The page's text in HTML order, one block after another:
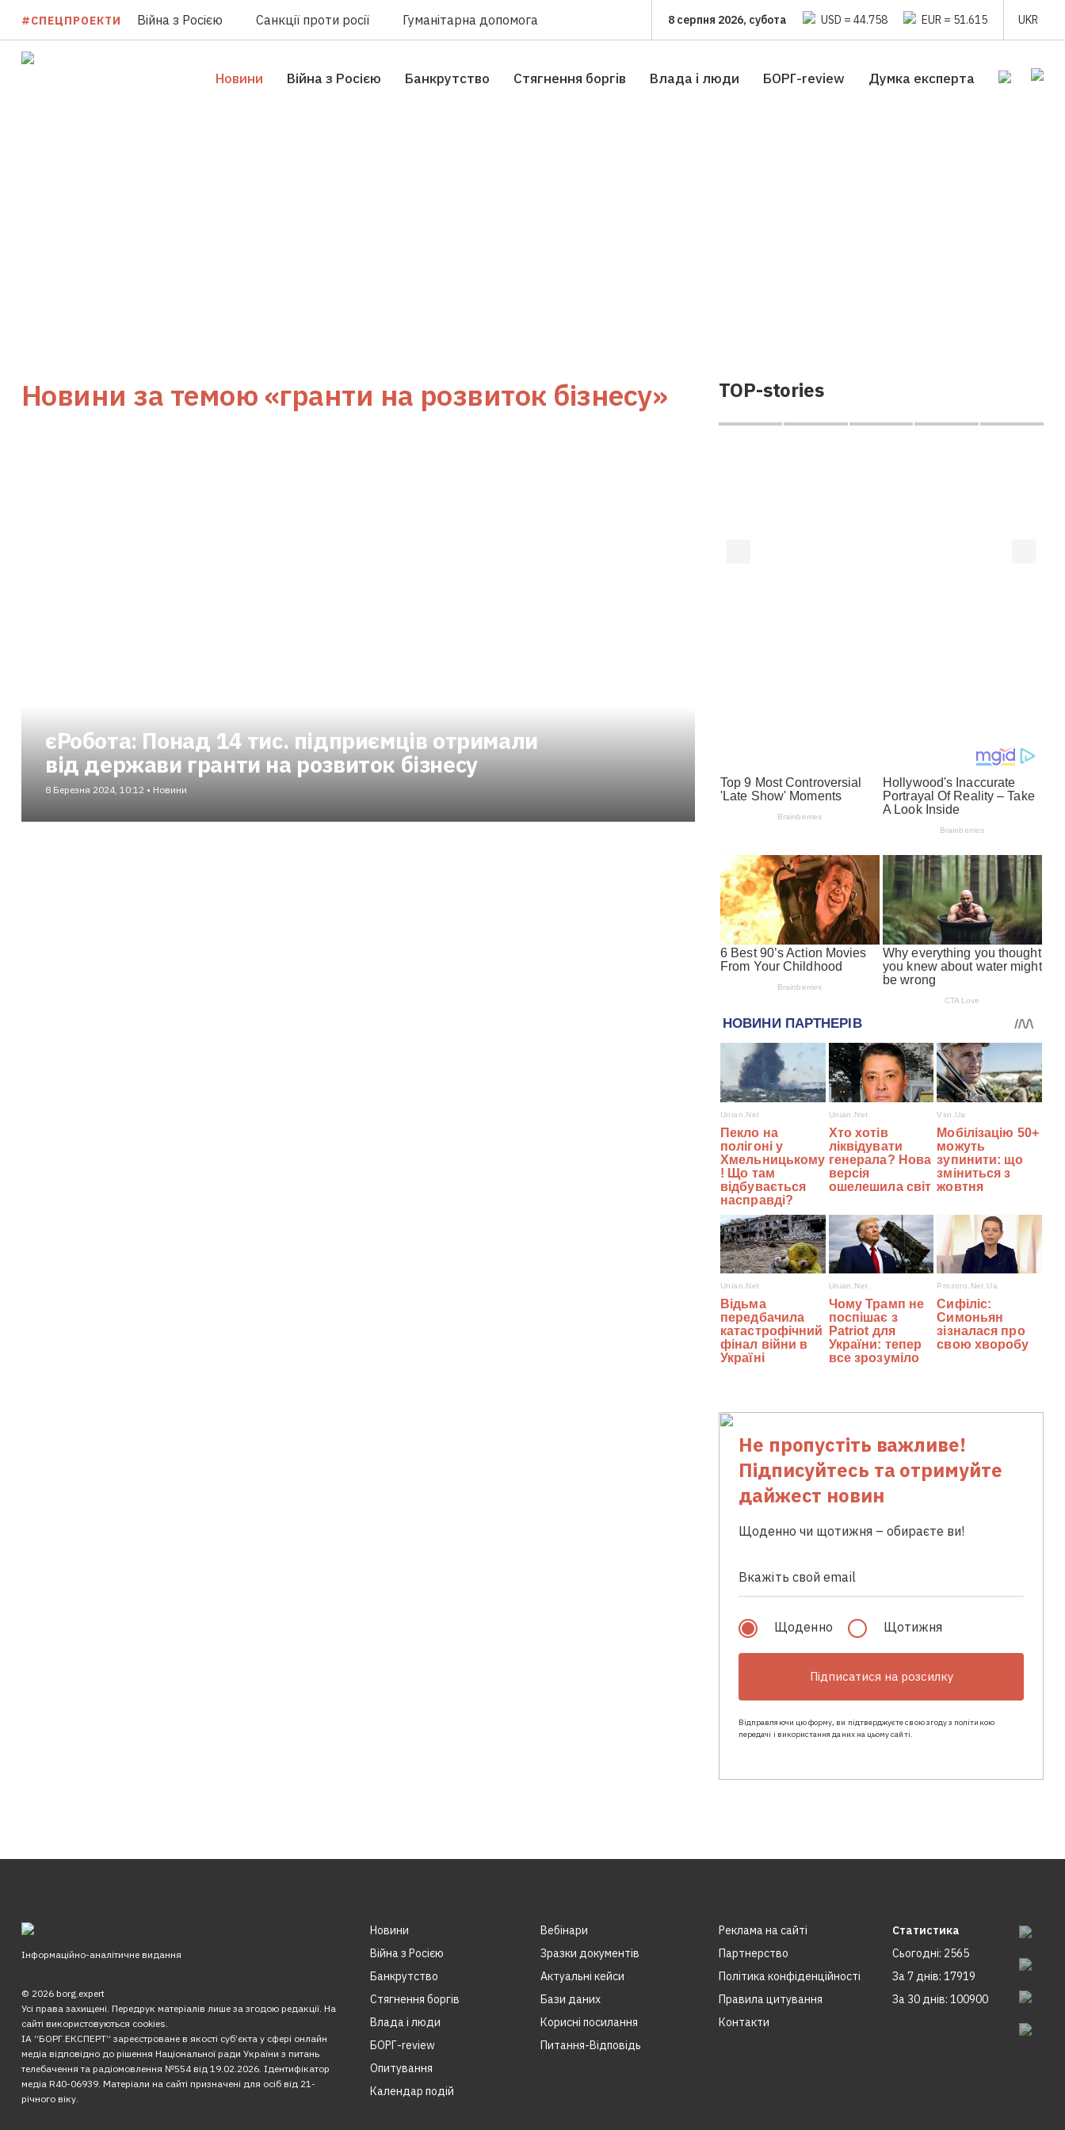
#СПЕЦПРОЕКТИ Війна з Росією Санкції проти росії Гуманітарна допомога 8 серпня 2026, субота USD = 44.758 EUR = 51.615 UKR
Новини Війна з Росією Банкрутство Стягнення боргiв Влада i люди БОРГ-review Думка експерта
Новини за темою «гранти на розвиток бізнесу»
єРобота: Понад 14 тис. підприємців отримали
від держави гранти на розвиток бізнесу
8 Березня 2024, 10:12 • Новини
TOP-stories
Не пропустіть важливе!
Підписуйтесь та отримуйте
дайжест новин
Щоденно чи щотижня – обираєте ви!
Щоденно Щотижня
Підписатися на розсилку
Відправляючи цю форму, ви підтверджуєте свою згоду з політикою
передачі і використання даних на цьому сайті.
Інформаційно-аналітичне видання
© 2026 borg.expert
Усі права захищені. Передрук матеріалів лише за згодою редакції. На
сайті використовуються cookies.
ІА “БОРГ.ЕКСПЕРТ” зареєстроване в якості суб’єкта у сфері онлайн
медіа відповідно до рішення Національної ради України з питань
телебачення та радіомовлення №554 від 19.02.2026. Ідентифікатор
медіа R40-06939. Матеріали на сайті призначені для осіб від 21-
річного віку.
Новини
Війна з Росією
Банкрутство
Стягнення боргiв
Влада i люди
БОРГ-review
Опитування
Календар подій
Вебінари
Зразки документів
Актуальні кейси
Бази даних
Корисні посилання
Питання-Відповідь
Реклама на сайтi
Партнерство
Політика конфіденційності
Правила цитування
Контакти
Статистика
Сьогодні: 2565
За 7 днів: 17919
За 30 днів: 100900